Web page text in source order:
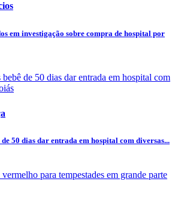
em investigação sobre compra de hospital por
de 50 dias dar entrada em hospital com diversas...